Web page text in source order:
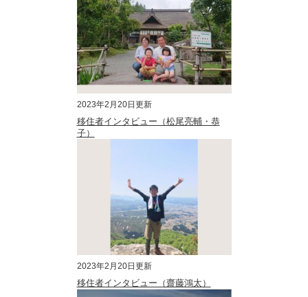
2023年2月20日更新
移住者インタビュー（松尾亮輔・恭
子）
2023年2月20日更新
移住者インタビュー（齋藤鴻太）